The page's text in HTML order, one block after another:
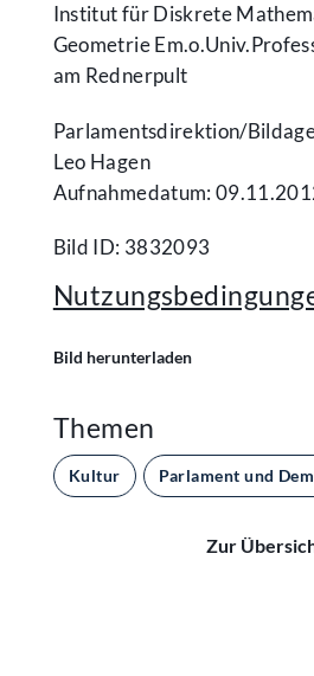
Institut für Diskrete
Geometrie
am Rednerpult
Parlamentsdirektion/​
Leo Hagen
Aufnahmedatum:
Bild ID: 3832093
Bild herunterladen
Themen
Kultur Parlament und
Zur